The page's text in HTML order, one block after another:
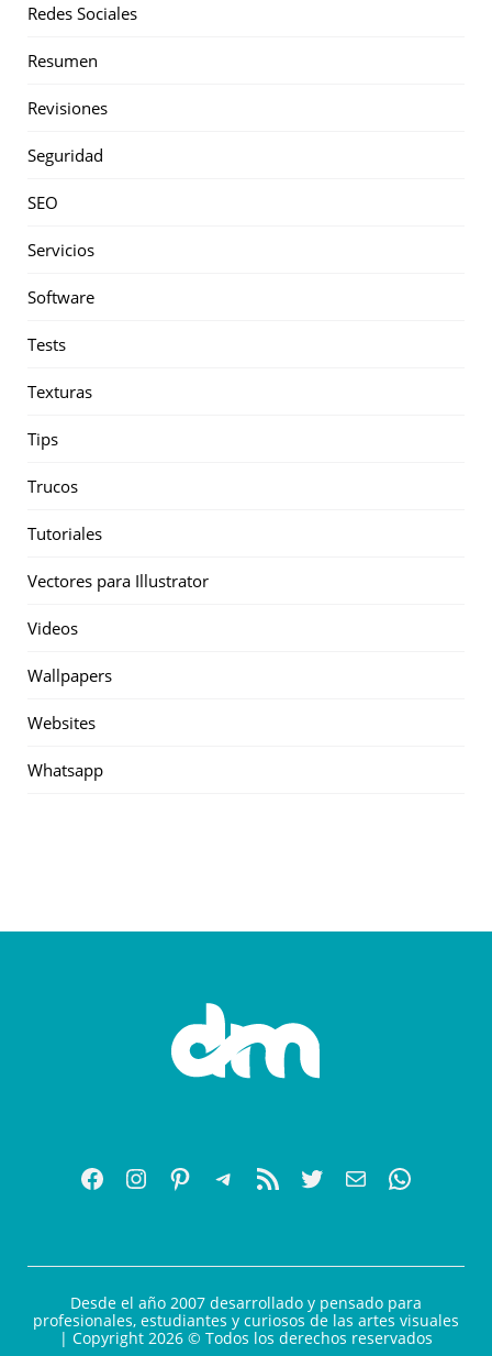
Redes Sociales
Resumen
Revisiones
Seguridad
SEO
Servicios
Software
Tests
Texturas
Tips
Trucos
Tutoriales
Vectores para Illustrator
Videos
Wallpapers
Websites
Whatsapp
Desde el año 2007 desarrollado y pensado para
profesionales, estudiantes y curiosos de las artes visuales
| Copyright 2026 © Todos los derechos reservados